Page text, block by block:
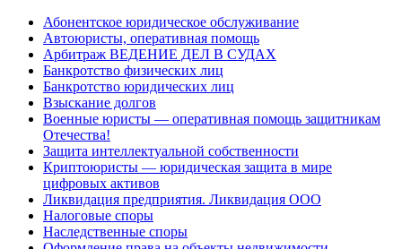
Абонентское юридическое обслуживание
Автоюристы, оперативная помощь
Арбитраж ВЕДЕНИЕ ДЕЛ В СУДАХ
Банкротство физических лиц
Банкротство юридических лиц
Взыскание долгов
Военные юристы — оперативная помощь защитникам
Отечества!
Защита интеллектуальной собственности
Криптоюристы — юридическая защита в мире
цифровых активов
Ликвидация предприятия. Ликвидация ООО
Налоговые споры
Наследственные споры